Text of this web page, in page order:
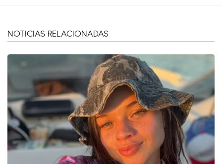
NOTICIAS RELACIONADAS